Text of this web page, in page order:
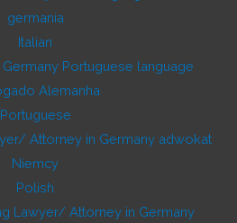
Italian
Portuguese
Polish